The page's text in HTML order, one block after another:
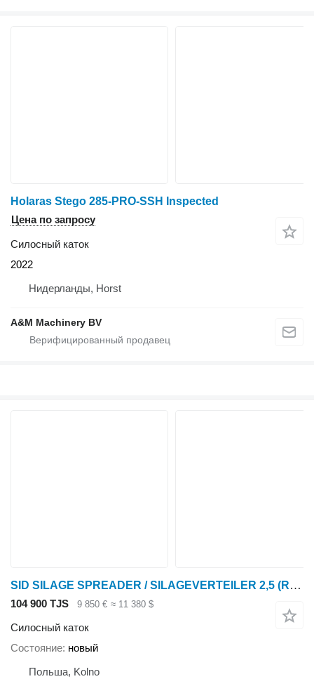
Holaras Stego 285-PRO-SSH Inspected
Цена по запросу
Силосный каток
2022
Нидерланды, Horst
A&M Machinery BV
SID SILAGE SPREADER / SILAGEVERTEILER 2,5 (RP-1)
104 900 TJS 9 850 € ≈ 11 380 $
Силосный каток
Состояние новый
Польша, Kolno